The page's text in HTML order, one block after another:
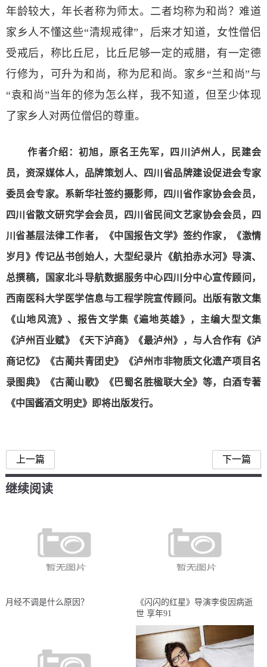
年龄较大，年长者称为师太。二者均称为和尚？难道
家乡人不懂这些“清规戒律”，后来才知道，女性僧侣
受戒后，称比丘尼，比丘尼够一定的戒腊，有一定德
行修为，可升为和尚，称为尼和尚。家乡“兰和尚”与
“袁和尚”当年的修为怎么样，我不知道，但至少体现
了家乡人对两位僧侣的尊重。
作者介绍：初旭，原名王先军，四川泸州人，民建会
员，资深媒体人，品牌策划人、四川省品牌建设促进会专家
委员会专家。系新华社签约摄影师，四川省作家协会会员，
四川省散文研究学会会员，四川省民间文艺家协会会员，四
川省基层法律工作者，《中国报告文学》签约作家，《激情
岁月》传记丛书创始人，大型纪录片《航拍赤水河》导演、
总撰稿，国家北斗导航数据服务中心四川分中心宣传顾问，
西南医科大学医学信息与工程学院宣传顾问。出版有散文集
《山地风流》、报告文学集《遍地英雄》，主编大型文集
《泸州百业赋》《天下泸商》《最泸州》，与人合作有《泸
商记忆》《古蔺共青团史》《泸州市非物质文化遗产项目名
录图典》《古蔺山歌》《巴蜀名胜楹联大全》等，白酒专著
《中国酱酒文明史》即将出版发行。
上一篇 下一篇
继续阅读
月经不调是什么原因？
《闪闪的红星》导演李俊因病逝
世 享年91